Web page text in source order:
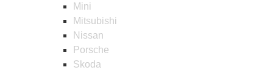
Mini
Mitsubishi
Nissan
Porsche
Skoda